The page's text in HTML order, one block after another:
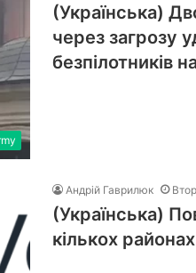
(Українська)
через загрозу
безпілотників
Андрій Гаврилюк
(Українська)
кількох